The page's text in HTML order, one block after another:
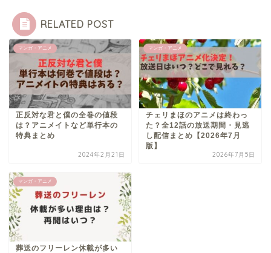
RELATED POST
マンガ・アニメ
正反対な君と僕の全巻の値段
は？アニメイトなど単行本の
特典まとめ
2024年2月21日
マンガ・アニメ
チェリまほのアニメは終わっ
た？全12話の放送期間・見逃
し配信まとめ【2026年7月
版】
2026年7月5日
マンガ・アニメ
葬送のフリーレン休載が多い